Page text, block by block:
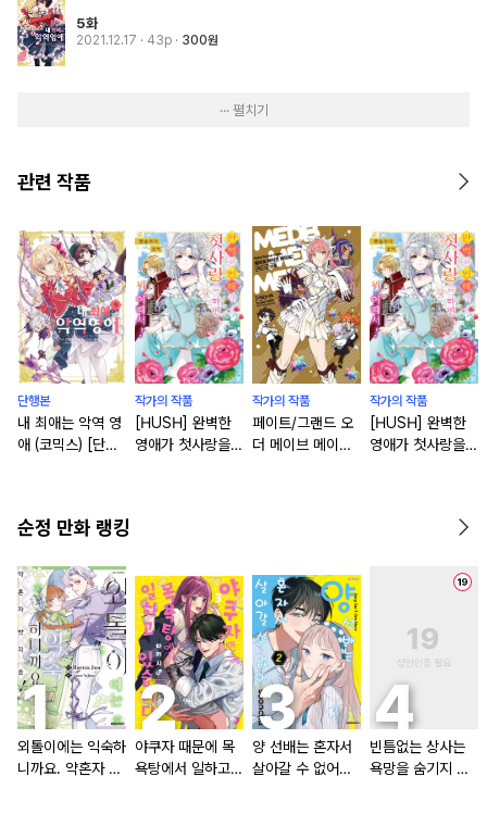
5화
2021.12.17 · 43p 300원
··· 펼치기
관련 작품
단행본
내 최애는 악역 영
애 (코믹스) [단행
작가의 작품
[HUSH] 완벽한
영애가 첫사랑을
작가의 작품
페이트/그랜드 오
더 메이브 메이브
작가의 작품
[HUSH] 완벽한
영애가 첫사랑을
순정 만화 랭킹
외톨이에는 익숙하
니까요. 약혼자 방
야쿠자 때문에 목
욕탕에서 일하고
양 선배는 혼자서
살아갈 수 없어
빈틈없는 상사는
욕망을 숨기지 않